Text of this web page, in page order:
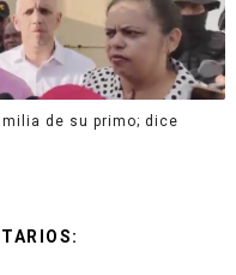
de su primo; dice